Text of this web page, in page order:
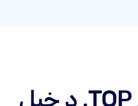
د خپل .TOP ډومین لاندې